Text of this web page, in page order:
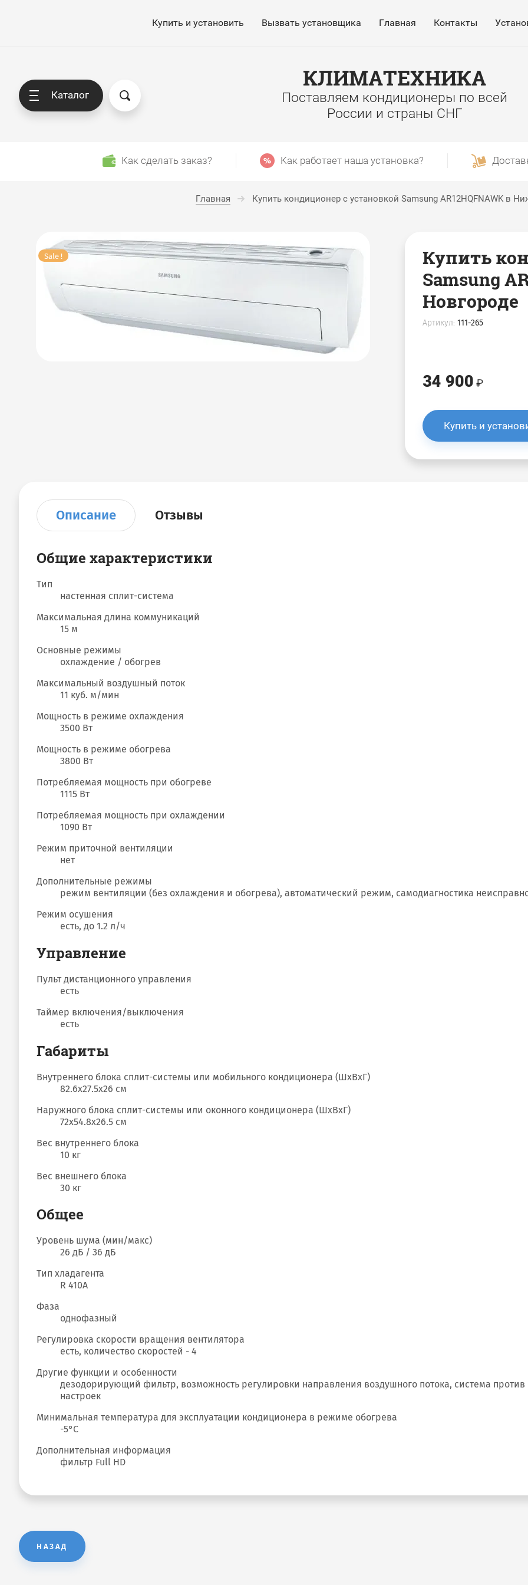
Купить и установить Вызвать установщика Главная Контакты
Каталог
КЛИМАТЕХНИКА
Поставляем кондиционеры по всей
России и страны СНГ
Как сделать заказ? Как работает наша установка?
Главная Купить кондиционер с установкой Samsung AR12HQFNAWK в
Sale !
Купить
Samsung
Новгороде
Артикул: 111-265
34 900
Купить и
Описание Отзывы
Общие характеристики
Тип
настенная сплит-система
Максимальная длина коммуникаций
15 м
Основные режимы
охлаждение / обогрев
Максимальный воздушный поток
11 куб. м/мин
Мощность в режиме охлаждения
3500 Вт
Мощность в режиме обогрева
3800 Вт
Потребляемая мощность при обогреве
1115 Вт
Потребляемая мощность при охлаждении
1090 Вт
Режим приточной вентиляции
нет
Дополнительные режимы
режим вентиляции (без охлаждения и обогрева), автоматический режим, самодиагностика
Режим осушения
есть, до 1.2 л/ч
Управление
Пульт дистанционного управления
есть
Таймер включения/выключения
есть
Габариты
Внутреннего блока сплит-системы или мобильного кондиционера (ШxВxГ)
82.6x27.5x26 см
Наружного блока сплит-системы или оконного кондиционера (ШxВxГ)
72x54.8x26.5 см
Вес внутреннего блока
10 кг
Вес внешнего блока
30 кг
Общее
Уровень шума (мин/макс)
26 дБ / 36 дБ
Тип хладагента
R 410A
Фаза
однофазный
Регулировка скорости вращения вентилятора
есть, количество скоростей - 4
Другие функции и особенности
дезодорирующий фильтр, возможность регулировки направления воздушного потока, система
настроек
Минимальная температура для эксплуатации кондиционера в режиме обогрева
-5°С
Дополнительная информация
фильтр Full HD
НАЗАД